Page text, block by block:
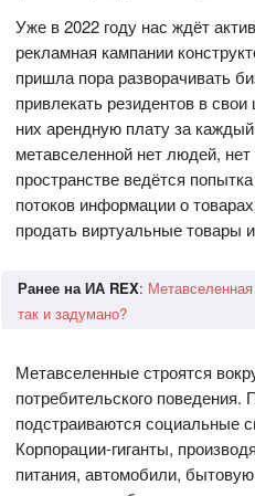
Уже в 2022 году нас ждёт
рекламная кампании
пришла пора разворачивать
привлекать резидентов в
них арендную плату за
метавселенной нет людей,
пространстве ведётся
потоков информации о
продать виртуальные товары
Ранее на ИА REX:
так и задумано?
Метавселенные строятся
потребительского поведения.
подстраиваются социальные
Корпорации-гиганты,
питания, автомобили,